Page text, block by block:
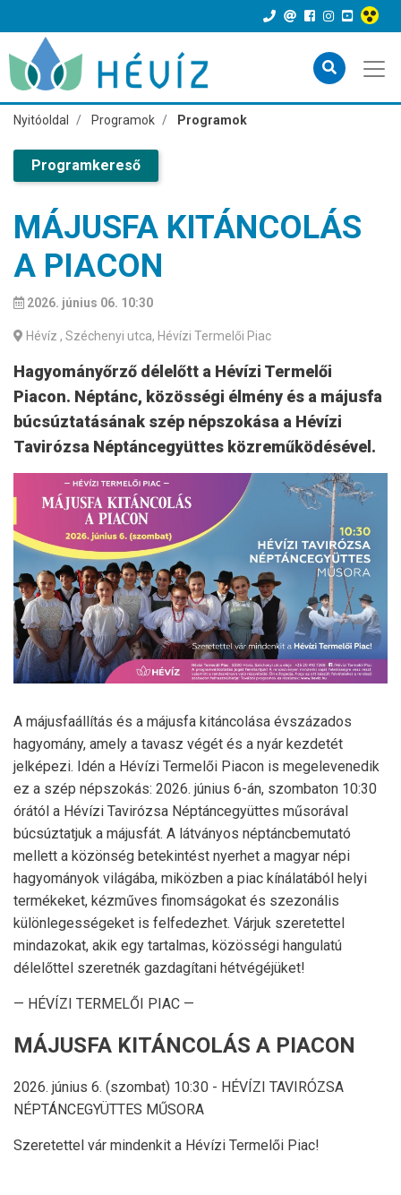
Nyitóoldal Programok Programok
Programkereső
MÁJUSFA KITÁNCOLÁS
A PIACON
2026. június 06. 10:30
Hévíz , Széchenyi utca, Hévízi Termelői Piac
Hagyományőrző délelőtt a Hévízi Termelői
Piacon. Néptánc, közösségi élmény és a májusfa
búcsúztatásának szép népszokása a Hévízi
Tavirózsa Néptáncegyüttes közreműködésével.
A májusfaállítás és a májusfa kitáncolása évszázados
hagyomány, amely a tavasz végét és a nyár kezdetét
jelképezi. Idén a Hévízi Termelői Piacon is megelevenedik
ez a szép népszokás: 2026. június 6-án, szombaton 10:30
órától a Hévízi Tavirózsa Néptáncegyüttes műsorával
búcsúztatjuk a májusfát. A látványos néptáncbemutató
mellett a közönség betekintést nyerhet a magyar népi
hagyományok világába, miközben a piac kínálatából helyi
termékeket, kézműves finomságokat és szezonális
különlegességeket is felfedezhet. Várjuk szeretettel
mindazokat, akik egy tartalmas, közösségi hangulatú
délelőttel szeretnék gazdagítani hétvégéjüket!
— HÉVÍZI TERMELŐI PIAC —
MÁJUSFA KITÁNCOLÁS A PIACON
2026. június 6. (szombat) 10:30 - HÉVÍZI TAVIRÓZSA
NÉPTÁNCEGYÜTTES MŰSORA
Szeretettel vár mindenkit a Hévízi Termelői Piac!